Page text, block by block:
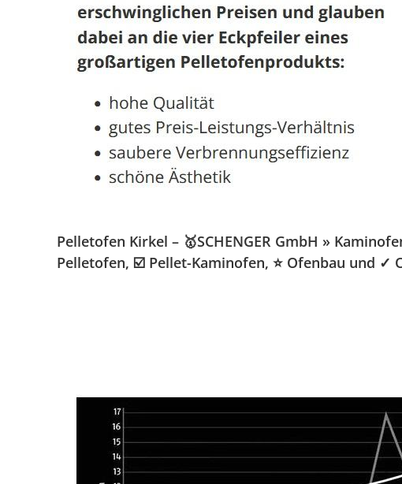
Pelletofen Kirkel – 🥇SCHENGER GmbH »
Pelletofen, ☑️ Pellet-Kaminofen, ⭐ Ofenbau und